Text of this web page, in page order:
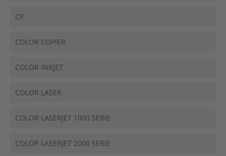
CP
COLOR COPIER
COLOR INKJET
COLOR LASER
COLOR LASERJET 1000 SERIE
COLOR LASERJET 2000 SERIE